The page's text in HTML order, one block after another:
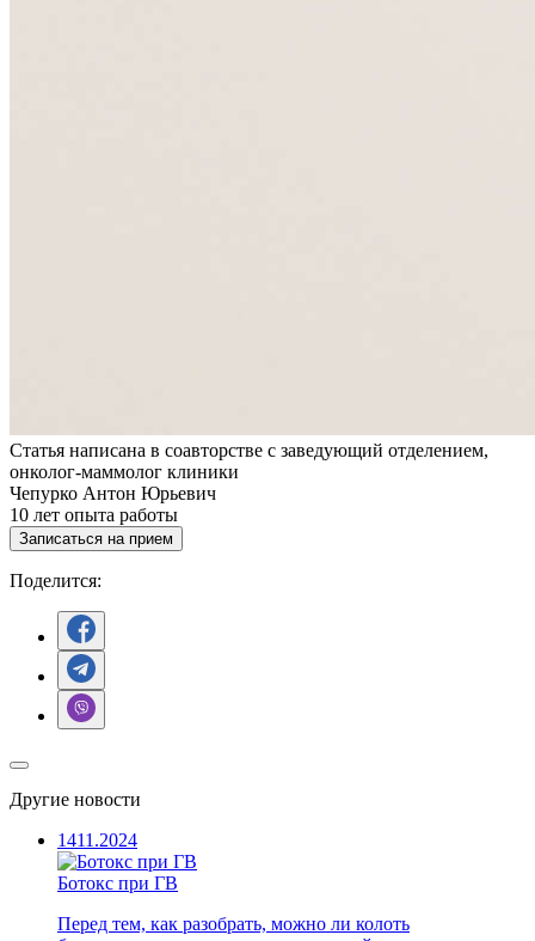
Статья написана в соавторстве с заведующий отделением,
онколог-маммолог клиники
Чепурко Антон Юрьевич
10 лет опыта работы
Записаться на прием
Поделится:
Другие новости
1411.2024
Ботокс при ГВ
Перед тем, как разобрать, можно ли колоть